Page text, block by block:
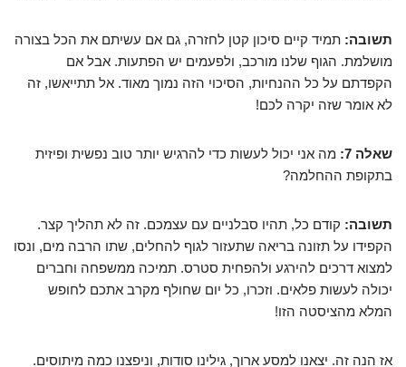
תשובה: תמיד קיים סיכון קטן לחזרה, גם אם עשיתם את הכל בצורה
מושלמת. הגוף שלנו מורכב, ולפעמים יש הפתעות. אבל אם
הקפדתם על כל ההנחיות, הסיכוי הזה נמוך מאוד. אל תתייאשו, זה
לא אומר שזה יקרה לכם!
שאלה 7:
מה אני יכול לעשות כדי להרגיש יותר טוב נפשית ופיזית
בתקופת ההחלמה?
תשובה: קודם כל, תהיו סבלניים עם עצמכם. זה לא תהליך קצר.
הקפידו על תזונה בריאה שתעזור לגוף להחלים, שתו הרבה מים, ונסו
למצוא דרכים להירגע ולהפחית סטרס. תמיכה ממשפחה וחברים
יכולה לעשות פלאים. וזכרו, כל יום שחולף מקרב אתכם לחופש
המלא מהציסטה הזו!
אז הנה זה. יצאנו למסע ארוך, גילינו סודות, וניפצנו כמה מיתוסים.